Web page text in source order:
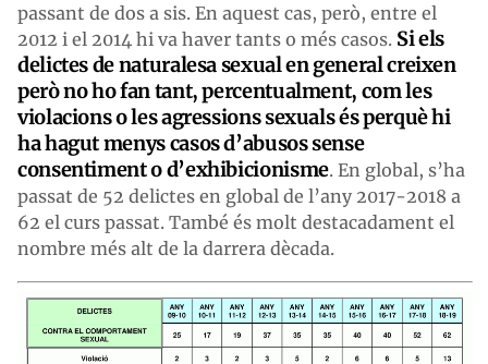
passant de dos a sis. En aquest cas, però, entre el
2012 i el 2014 hi va haver tants o més casos. Si els
delictes de naturalesa sexual en general creixen
però no ho fan tant, percentualment, com les
violacions o les agressions sexuals és perquè hi
ha hagut menys casos d’abusos sense
consentiment o d’exhibicionisme. En global, s’ha
passat de 52 delictes en global de l’any 2017-2018 a
62 el curs passat. També és molt destacadament el
nombre més alt de la darrera dècada.